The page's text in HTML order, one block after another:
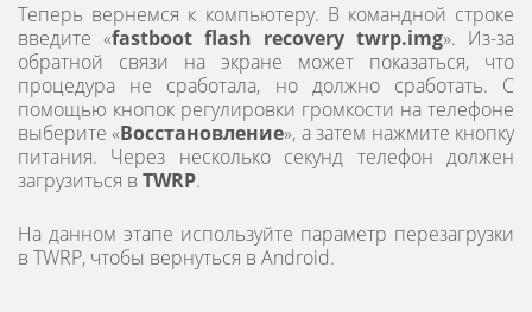
Теперь вернемся к компьютеру. В командной строке
введите «fastboot flash recovery twrp.img». Из-за
обратной связи на экране может показаться, что
процедура не сработала, но должно сработать. С
помощью кнопок регулировки громкости на телефоне
выберите «Восстановление», а затем нажмите кнопку
питания. Через несколько секунд телефон должен
загрузиться в TWRP.
На данном этапе используйте параметр перезагрузки
в TWRP, чтобы вернуться в Android.